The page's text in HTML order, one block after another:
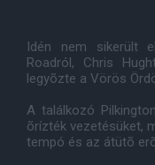
Idén nem sikerült
Roadról, Chris
legyõzte a Vörös
A találkozó
õrízték vezetésüket,
tempó és az átütõ